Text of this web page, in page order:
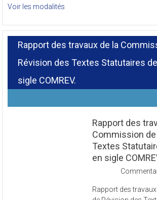
Voir les modalités
Rapport des travaux de la
Révision des Textes Statutaires de
sigle COMREV.
Rapport des
Commission
Textes
en sigle
Rapport des